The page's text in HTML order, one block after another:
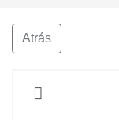
Atrás